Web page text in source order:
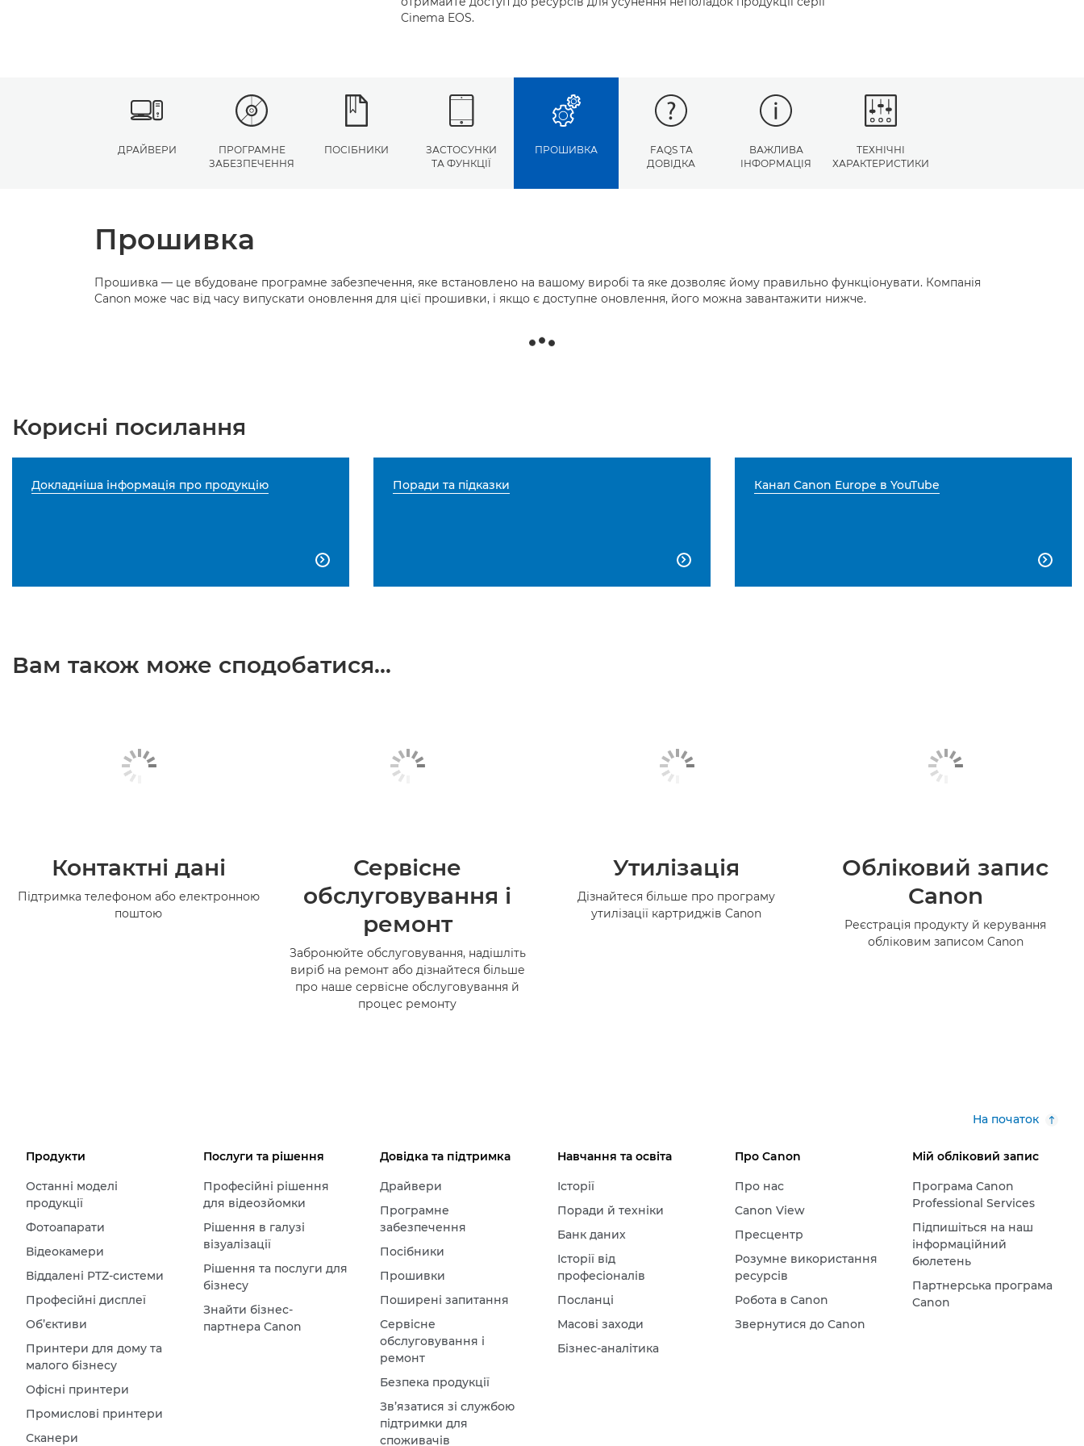
Cinema EOS.
ДРАЙВЕРИ
ПРОГРАМНЕ
ЗАБЕЗПЕЧЕННЯ
ПОСІБНИКИ
ЗАСТОСУНКИ
ТА ФУНКЦІЇ
ПРОШИВКА
FAQS ТА
ДОВІДКА
ВАЖЛИВА
ІНФОРМАЦІЯ
ТЕХНІЧНІ
ХАРАКТЕРИСТИКИ
Прошивка
Прошивка — це вбудоване програмне забезпечення, яке встановлено на вашому виробі та яке дозволяє йому правильно функціонувати. Компанія
Canon може час від часу випускати оновлення для цієї прошивки, і якщо є доступне оновлення, його можна завантажити нижче.
Корисні посилання
Докладніша інформація про продукцію

Поради та підказки

Канал Canon Europe в YouTube

Вам також може сподобатися...
Контактні дані
Підтримка телефоном або електронною
поштою
Сервісне
обслуговування і
ремонт
Забронюйте обслуговування, надішліть
виріб на ремонт або дізнайтеся більше
про наше сервісне обслуговування й
процес ремонту
Утилізація
Дізнайтеся більше про програму
утилізації картриджів Canon
Обліковий запис
Canon
Реєстрація продукту й керування
обліковим записом Canon
На початок
Продукти
Останні моделі
продукції
Фотоапарати
Відеокамери
Віддалені PTZ-системи
Професійні дисплеї
Об’єктиви
Принтери для дому та
малого бізнесу
Офісні принтери
Промислові принтери
Сканери
Послуги та рішення
Професійні рішення
для відеозйомки
Рішення в галузі
візуалізації
Рішення та послуги для
бізнесу
Знайти бізнес-
партнера Canon
Довідка та підтримка
Драйвери
Програмне
забезпечення
Посібники
Прошивки
Поширені запитання
Сервісне
обслуговування і
ремонт
Безпека продукції
Зв’язатися зі службою
підтримки для
споживачів
Навчання та освіта
Історії
Поради й техніки
Банк даних
Історії від
професіоналів
Посланці
Масові заходи
Бізнес-аналітика
Про Canon
Про нас
Canon View
Пресцентр
Розумне використання
ресурсів
Робота в Canon
Звернутися до Canon
Мій обліковий запис
Програма Canon
Professional Services
Підпишіться на наш
інформаційний
бюлетень
Партнерська програма
Canon